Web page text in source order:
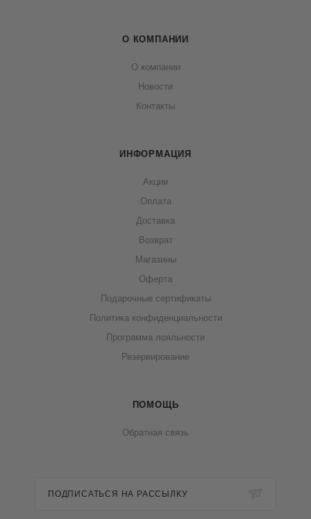
О КОМПАНИИ
О компании
Новости
Контакты
ИНФОРМАЦИЯ
Акции
Оплата
Доставка
Возврат
Магазины
Оферта
Подарочные сертификаты
Политика конфиденциальности
Программа лояльности
Резервирование
ПОМОЩЬ
Обратная связь
ПОДПИСАТЬСЯ НА РАССЫЛКУ